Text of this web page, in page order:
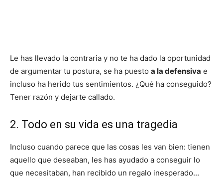
Le has llevado la contraria y no te ha dado la oportunidad
de argumentar tu postura, se ha puesto a la defensiva e
incluso ha herido tus sentimientos. ¿Qué ha conseguido?
Tener razón y dejarte callado.
2. Todo en su vida es una tragedia
Incluso cuando parece que las cosas les van bien: tienen
aquello que deseaban, les has ayudado a conseguir lo
que necesitaban, han recibido un regalo inesperado…